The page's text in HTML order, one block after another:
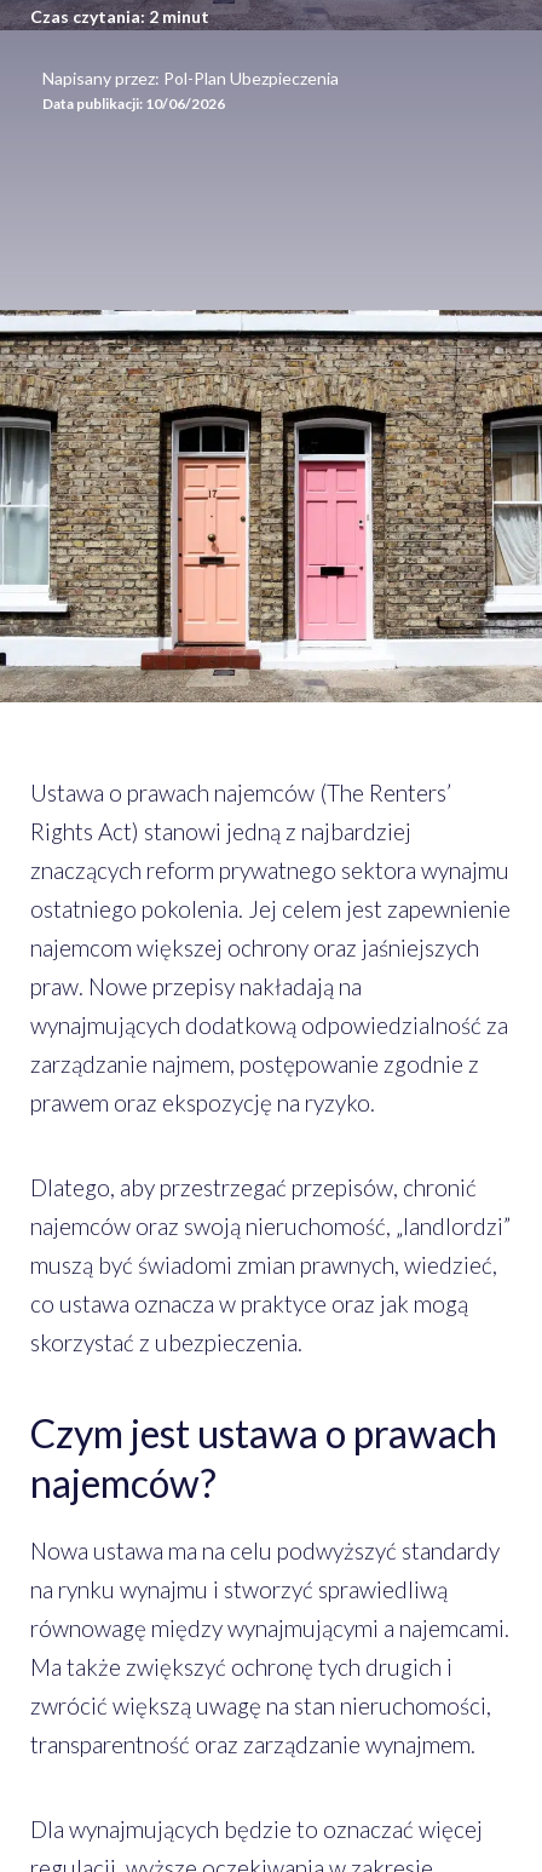
Czas czytania: 2minut
Napisany przez: Pol-Plan Ubezpieczenia
Data publikacji: 10/06/2026
Ustawa o prawach najemców (The Renters’
Rights Act) stanowi jedną z najbardziej
znaczących reform prywatnego sektora wynajmu
ostatniego pokolenia. Jej celem jest zapewnienie
najemcom większej ochrony oraz jaśniejszych
praw. Nowe przepisy nakładają na
wynajmujących dodatkową odpowiedzialność za
zarządzanie najmem, postępowanie zgodnie z
prawem oraz ekspozycję na ryzyko.
Dlatego, aby przestrzegać przepisów, chronić
najemców oraz swoją nieruchomość, „landlordzi”
muszą być świadomi zmian prawnych, wiedzieć,
co ustawa oznacza w praktyce oraz jak mogą
skorzystać z ubezpieczenia.
Czym jest ustawa o prawach
najemców?
Nowa ustawa ma na celu podwyższyć standardy
na rynku wynajmu i stworzyć sprawiedliwą
równowagę między wynajmującymi a najemcami.
Ma także zwiększyć ochronę tych drugich i
zwrócić większą uwagę na stan nieruchomości,
transparentność oraz zarządzanie wynajmem.
Dla wynajmujących będzie to oznaczać więcej